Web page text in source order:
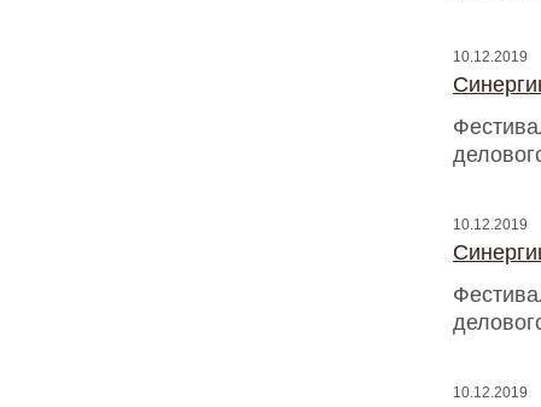
10.12.2019
10.12.2019
10.12.2019